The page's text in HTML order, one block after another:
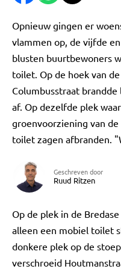
Opnieuw gingen er
vlammen op, de vijfde
blusten buurtbewoners
toilet. Op de hoek van
Columbusstraat
af. Op dezelfde plek
groenvoorziening van
toilet zagen afbranden.
Geschreven door
Ruud Ritzen
Op de plek in de
alleen een mobiel toilet
donkere plek op de
verschroeid